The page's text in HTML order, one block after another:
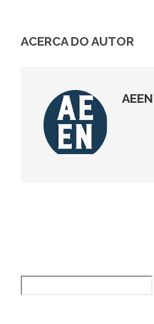
ACERCA DO AUTOR
AEEN